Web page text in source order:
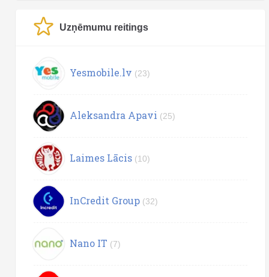
Uzņēmumu reitings
Yesmobile.lv (23)
Aleksandra Apavi (25)
Laimes Lācis (10)
InCredit Group (32)
Nano IT (7)